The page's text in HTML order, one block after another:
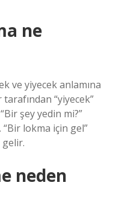
ne
ve yiyecek anlamına
“yiyecek”
şey yedin mi?”
lokma için gel”
gelir.
neden